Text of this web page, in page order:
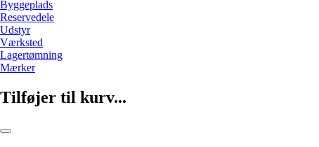
Byggeplads
Reservedele
Udstyr
Værksted
Lagertømning
Mærker
Tilføjer til kurv...